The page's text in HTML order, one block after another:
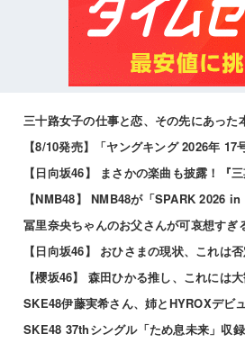
三十路女子の仕事と恋、その先にあった
【8/10発売】「ヤングキング 2026年
【NMB48】 NMB48が「SPARK 2026
冨里奈央ちゃんのお父さんが可哀想すぎ
【日向坂46】 おひさまの現状、これは
【櫻坂46】 森田ひかる推し、これには